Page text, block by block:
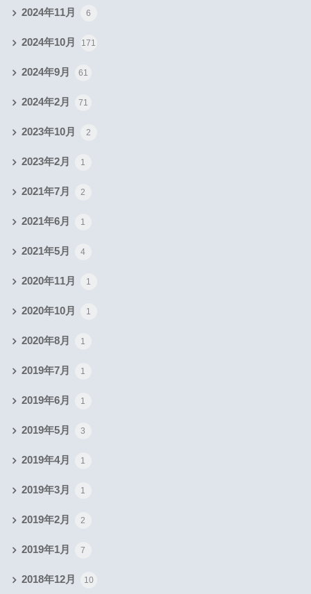
2024年11月 6
2024年10月 171
2024年9月 61
2024年2月 71
2023年10月 2
2023年2月 1
2021年7月 2
2021年6月 1
2021年5月 4
2020年11月 1
2020年10月 1
2020年8月 1
2019年7月 1
2019年6月 1
2019年5月 3
2019年4月 1
2019年3月 1
2019年2月 2
2019年1月 7
2018年12月 10